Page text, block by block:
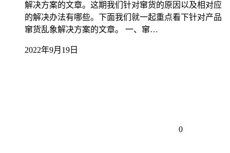
解决方案的文章。这期我们针对窜货的原因以及相对应
的解决办法有哪些。下面我们就一起重点看下针对产品
窜货乱象解决方案的文章。 一、窜…
2022年9月19日
0